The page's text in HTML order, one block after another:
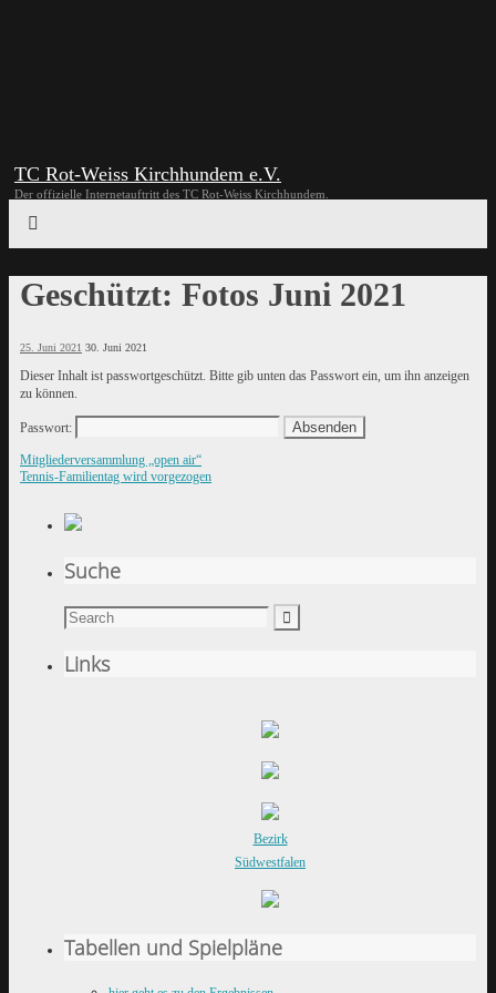
TC Rot-Weiss Kirchhundem e.V.
Der offizielle Internetauftritt des TC Rot-Weiss Kirchhundem.
Geschützt: Fotos Juni 2021
25. Juni 2021 30. Juni 2021
Dieser Inhalt ist passwortgeschützt. Bitte gib unten das Passwort ein, um ihn anzeigen
zu können.
Passwort:
Mitgliederversammlung „open air“
Tennis-Familientag wird vorgezogen
Suche
Links
Bezirk
Südwestfalen
Tabellen und Spielpläne